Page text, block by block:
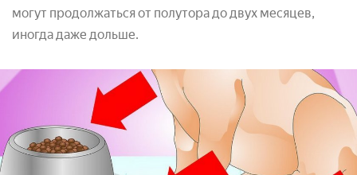
могут продолжаться от полутора до двух месяцев,
иногда даже дольше.